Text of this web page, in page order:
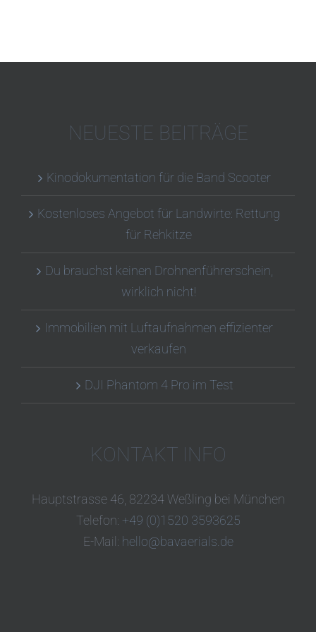
NEUESTE BEITRÄGE
Kinodokumentation für die Band Scooter
Kostenloses Angebot für Landwirte: Rettung
für Rehkitze
Du brauchst keinen Drohnenführerschein,
wirklich nicht!
Immobilien mit Luftaufnahmen effizienter
verkaufen
DJI Phantom 4 Pro im Test
KONTAKT INFO
Hauptstrasse 46, 82234 Weßling bei München
Telefon: +49 (0)1520 3593625
E-Mail: hello@bavaerials.de